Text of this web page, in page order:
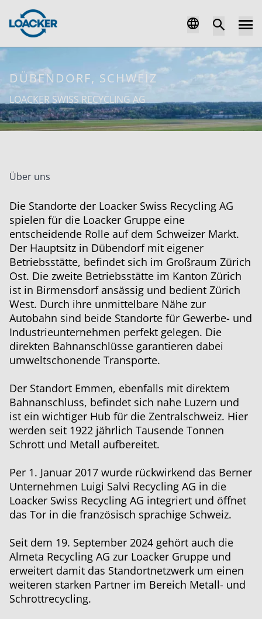
DÜBENDORF, SCHWEIZ
LOACKER SWISS RECYCLING AG
Über uns
Die Standorte der Loacker Swiss Recycling AG
spielen für die Loacker Gruppe eine
entscheidende Rolle auf dem Schweizer Markt.
Der Hauptsitz in Dübendorf mit eigener
Betriebsstätte, befindet sich im Großraum Zürich
Ost. Die zweite Betriebsstätte im Kanton Zürich
ist in Birmensdorf ansässig und bedient Zürich
West. Durch ihre unmittelbare Nähe zur
Autobahn sind beide Standorte für Gewerbe- und
Industrieunternehmen perfekt gelegen. Die
direkten Bahnanschlüsse garantieren dabei
umweltschonende Transporte.
Der Standort Emmen, ebenfalls mit direktem
Bahnanschluss, befindet sich nahe Luzern und
ist ein wichtiger Hub für die Zentralschweiz. Hier
werden seit 1922 jährlich Tausende Tonnen
Schrott und Metall aufbereitet.
Per 1. Januar 2017 wurde rückwirkend das Berner
Unternehmen Luigi Salvi Recycling AG in die
Loacker Swiss Recycling AG integriert und öffnet
das Tor in die französisch sprachige Schweiz.
Seit dem 19. September 2024 gehört auch die
Almeta Recycling AG zur Loacker Gruppe und
erweitert damit das Standortnetzwerk um einen
weiteren starken Partner im Bereich Metall- und
Schrottrecycling.